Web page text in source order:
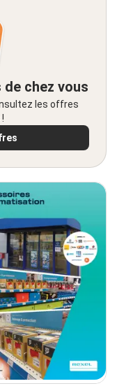
chez vous
les offres